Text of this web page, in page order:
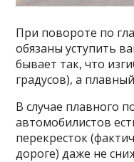
При повороте по
обязаны уступить
бывает так, что
градусов), а
В случае плавного
автомобилистов
перекресток
дороге) даже не